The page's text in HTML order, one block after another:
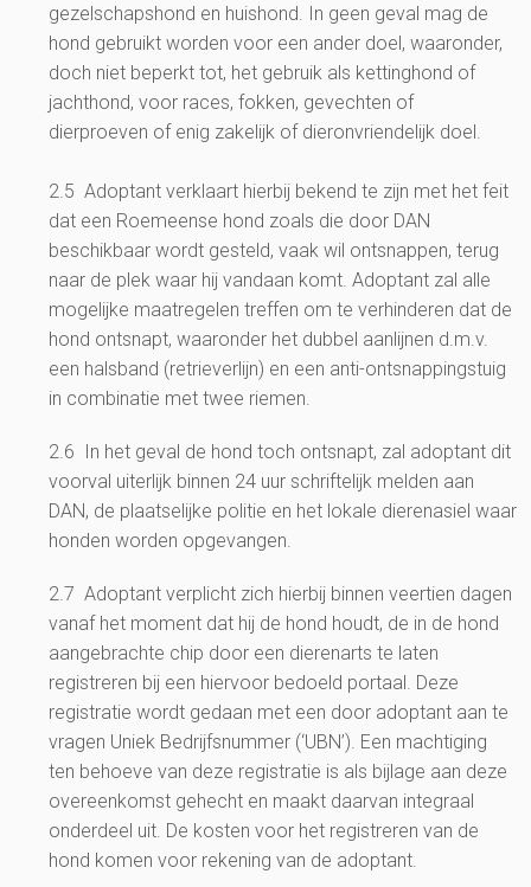
gezelschapshond en huishond. In geen geval mag de
hond gebruikt worden voor een ander doel, waaronder,
doch niet beperkt tot, het gebruik als kettinghond of
jachthond, voor races, fokken, gevechten of
dierproeven of enig zakelijk of dieronvriendelijk doel.
2.5 Adoptant verklaart hierbij bekend te zijn met het feit
dat een Roemeense hond zoals die door DAN
beschikbaar wordt gesteld, vaak wil ontsnappen, terug
naar de plek waar hij vandaan komt. Adoptant zal alle
mogelijke maatregelen treffen om te verhinderen dat de
hond ontsnapt, waaronder het dubbel aanlijnen d.m.v.
een halsband (retrieverlijn) en een anti-ontsnappingstuig
in combinatie met twee riemen.
2.6 In het geval de hond toch ontsnapt, zal adoptant dit
voorval uiterlijk binnen 24 uur schriftelijk melden aan
DAN, de plaatselijke politie en het lokale dierenasiel waar
honden worden opgevangen.
2.7 Adoptant verplicht zich hierbij binnen veertien dagen
vanaf het moment dat hij de hond houdt, de in de hond
aangebrachte chip door een dierenarts te laten
registreren bij een hiervoor bedoeld portaal. Deze
registratie wordt gedaan met een door adoptant aan te
vragen Uniek Bedrijfsnummer (‘UBN’). Een machtiging
ten behoeve van deze registratie is als bijlage aan deze
overeenkomst gehecht en maakt daarvan integraal
onderdeel uit. De kosten voor het registreren van de
hond komen voor rekening van de adoptant.